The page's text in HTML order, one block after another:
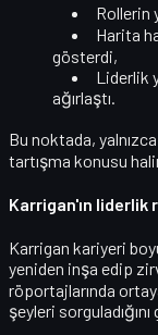
Rollerin
Harita
gösterdi,
Liderlik
ağırlaştı.
Bu noktada,
tartışma konusu
Karrigan'ın
Karrigan kariyeri
yeniden inşa edip
röportajlarında
şeyleri